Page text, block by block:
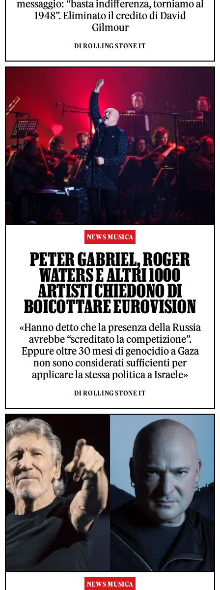
messaggio: “basta indifferenza, torniamo al
1948”. Eliminato il credito di David
Gilmour
DI ROLLING STONE IT
NEWS MUSICA
PETER GABRIEL, ROGER
WATERS E ALTRI 1000
ARTISTI CHIEDONO DI
BOICOTTARE EUROVISION
«Hanno detto che la presenza della Russia
avrebbe “screditato la competizione”.
Eppure oltre 30 mesi di genocidio a Gaza
non sono considerati sufficienti per
applicare la stessa politica a Israele»
DI ROLLING STONE IT
NEWS MUSICA